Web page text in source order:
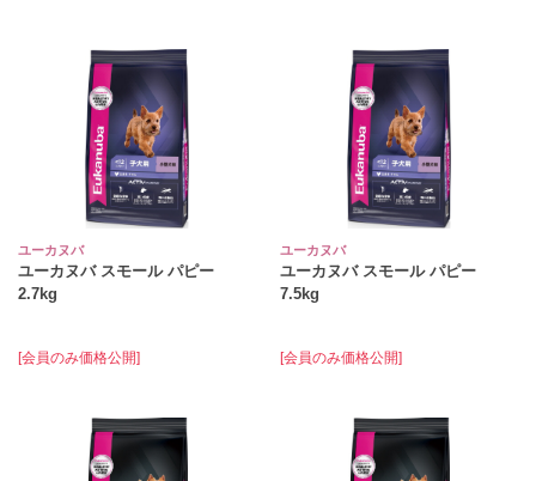
ユーカヌバ
ユーカヌバ スモール パピー
2.7kg
[会員のみ価格公開]
ユーカヌバ
ユーカヌバ スモール パピー
7.5kg
[会員のみ価格公開]